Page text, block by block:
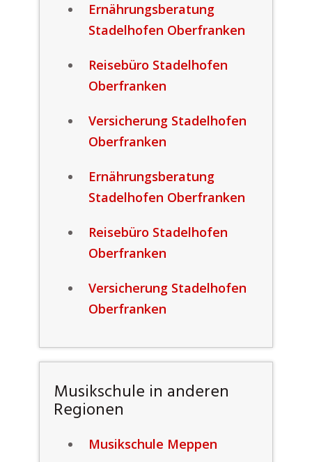
Ernährungsberatung
Stadelhofen Oberfranken
Reisebüro Stadelhofen
Oberfranken
Versicherung Stadelhofen
Oberfranken
Ernährungsberatung
Stadelhofen Oberfranken
Reisebüro Stadelhofen
Oberfranken
Versicherung Stadelhofen
Oberfranken
Musikschule in anderen
Regionen
Musikschule Meppen